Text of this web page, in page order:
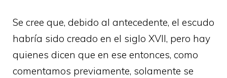
Se cree que, debido al antecedente, el escudo
habría sido creado en el siglo XVII, pero hay
quienes dicen que en ese entonces, como
comentamos previamente, solamente se